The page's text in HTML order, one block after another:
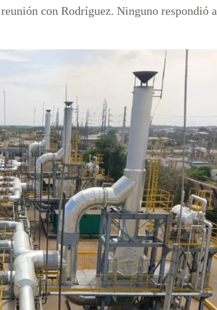
con Rodríguez. Ninguno respondió a